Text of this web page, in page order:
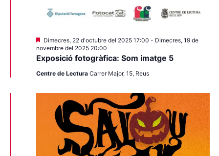
Exposició fotogràfica: Som imatge 5
Destacats
Dimecres, 22 d'octubre del 2025 17:00 - Dimecres, 19 de
novembre del 2025 20:00
Centre de Lectura Carrer Major, 15, Reus